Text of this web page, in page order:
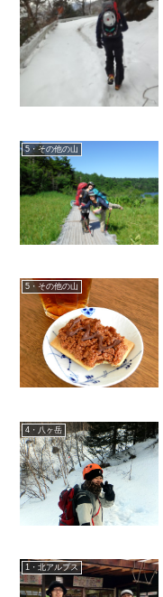
5・その他の山
5・その他の山
4・八ヶ岳
1・北アルプス